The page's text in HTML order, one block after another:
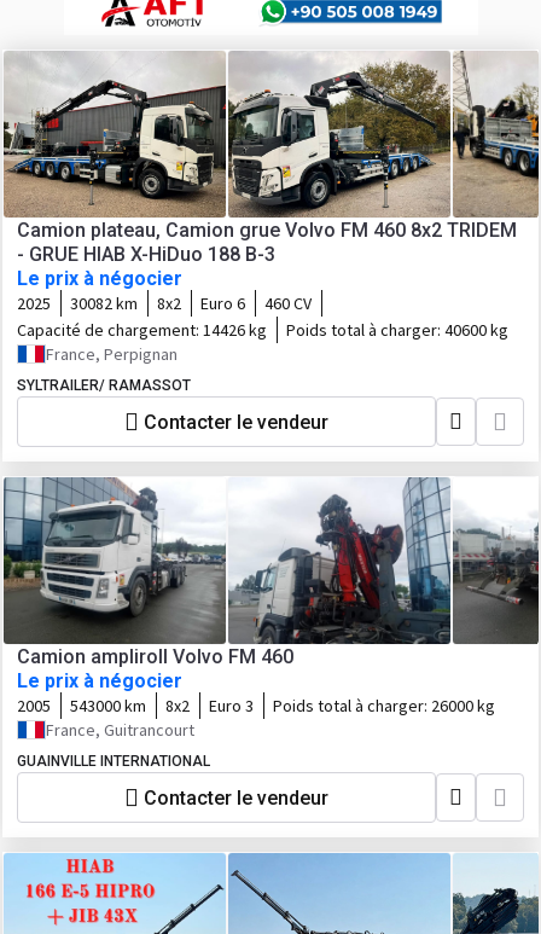
Camion plateau, Camion grue Volvo FM 460 8x2 TRIDEM
- GRUE HIAB X-HiDuo 188 B-3
Le prix à négocier
2025 30082 km 8x2 Euro 6
460 CV
Capacité de chargement: 14426 kg Poids total à charger: 40600 kg
France, Perpignan
SYLTRAILER/ RAMASSOT
Contacter le vendeur
Camion ampliroll Volvo FM 460
Le prix à négocier
2005 543000 km 8x2 Euro 3 Poids total à charger: 26000 kg
France, Guitrancourt
GUAINVILLE INTERNATIONAL
Contacter le vendeur